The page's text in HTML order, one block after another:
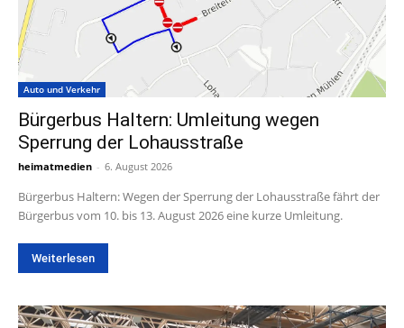
Auto und Verkehr
Bürgerbus Haltern: Umleitung wegen
Sperrung der Lohausstraße
heimatmedien - 6. August 2026
Bürgerbus Haltern: Wegen der Sperrung der Lohausstraße fährt der
Bürgerbus vom 10. bis 13. August 2026 eine kurze Umleitung.
Weiterlesen